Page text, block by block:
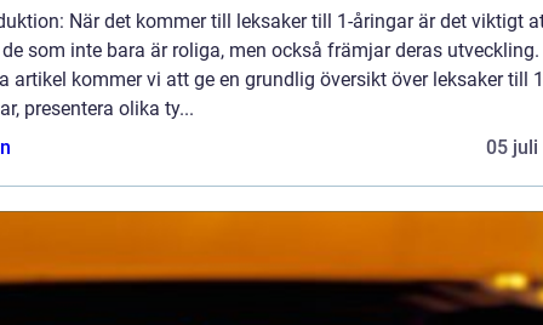
När det kommer till leksaker till 1-åringar är det viktigt
som inte bara är roliga, men också främjar deras utveckling.
artikel kommer vi att ge en grundlig översikt över leksaker till
presentera olika ty...
05 juli